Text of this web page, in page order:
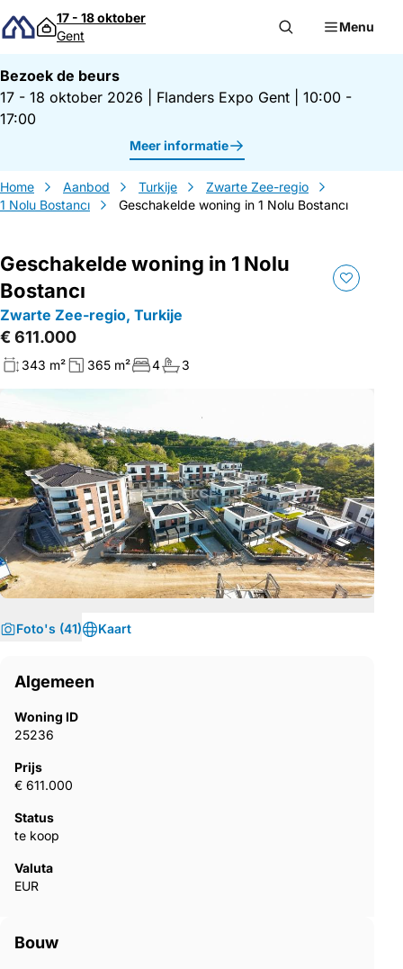
Direct naar inhoud
17 - 18 oktober
Gent
Menu
Bezoek de beurs
17 - 18 oktober 2026
Flanders Expo Gent
10:00 -
17:00
Meer informatie
Home Aanbod Turkije
Zwarte Zee-regio
1 Nolu Bostancı
Geschakelde woning in 1 Nolu Bostancı
Geschakelde woning in 1 Nolu
Bostancı
Zwarte Zee-regio, Turkije
€ 611.000
343 m² 365 m² 4 3
Foto's (41) Kaart
Algemeen
Woning ID
25236
Prijs
€ 611.000
Status
te koop
Valuta
EUR
Bouw